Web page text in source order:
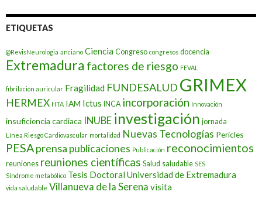
ETIQUETAS
@RevisNeurologia anciano Ciencia Congreso congresos docencia
Extremadura factores de riesgo FEVAL
fibrilación auricular Fragilidad FUNDESALUD GRIMEX
HERMEX HTA IAM Ictus INCA incorporación Innovación
insuficiencia cardiaca INUBE investigación jornada
Línea Riesgo Cardiovascular mortalidad Nuevas Tecnologías Pericles
PESAprensa publicaciones Publicación reconocimientos
reuniones reuniones científicas Salud saludable SES
Síndrome metabólico Tesis Doctoral Universidad de Extremadura
vida saludable Villanueva de la Serena visita